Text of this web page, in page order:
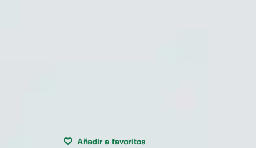
Añadir a favoritos